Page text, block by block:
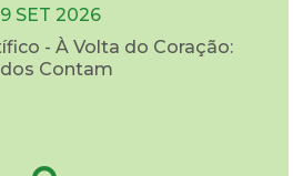
SET 2026
- À Volta do Coração:
Contam